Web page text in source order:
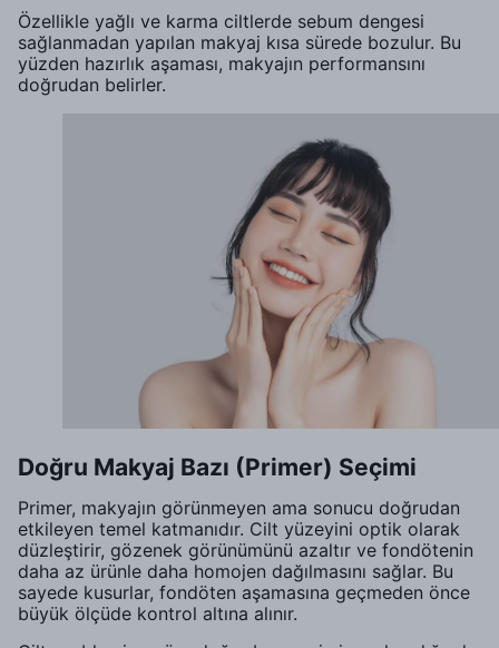
Özellikle yağlı ve karma ciltlerde sebum dengesi
sağlanmadan yapılan makyaj kısa sürede bozulur. Bu
yüzden hazırlık aşaması, makyajın performansını
doğrudan belirler.
Doğru Makyaj Bazı (Primer) Seçimi
Primer, makyajın görünmeyen ama sonucu doğrudan
etkileyen temel katmanıdır. Cilt yüzeyini optik olarak
düzleştirir, gözenek görünümünü azaltır ve fondötenin
daha az ürünle daha homojen dağılmasını sağlar. Bu
sayede kusurlar, fondöten aşamasına geçmeden önce
büyük ölçüde kontrol altına alınır.